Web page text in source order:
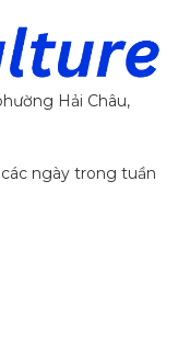
Hải Châu,
ngày trong tuần